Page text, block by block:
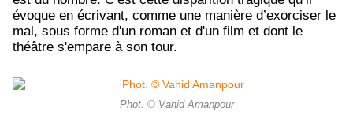
évoque en écrivant, comme une manière d’exorciser le
mal, sous forme d'un roman et d'un film et dont le
théâtre s'empare à son tour.
Phot. © Vahid Amanpour